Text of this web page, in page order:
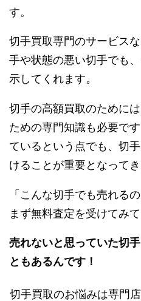
す。
切手買取専門のサービス
手や状態の悪い切手でも
示してくれます。
切手の高額買取のために
ための専門知識も必要で
ているという点でも、切
けることが重要となってき
「こんな切手でも売れる
まず無料査定を受けてみて
売れないと思っていた切
ともあるんです！
切手買取のお悩みは専門